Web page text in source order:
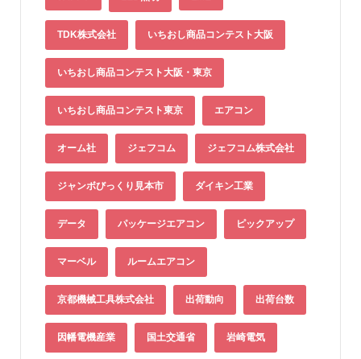
TDK株式会社 いちおし商品コンテスト大阪
いちおし商品コンテスト大阪・東京
いちおし商品コンテスト東京 エアコン
オーム社 ジェフコム ジェフコム株式会社
ジャンボびっくり見本市 ダイキン工業
データ パッケージエアコン ピックアップ
マーベル ルームエアコン
京都機械工具株式会社 出荷動向 出荷台数
因幡電機産業 国土交通省 岩崎電気